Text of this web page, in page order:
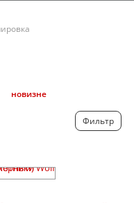
новизне
Фильтр